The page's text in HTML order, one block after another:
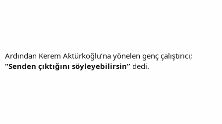
Ardından Kerem Aktürkoğlu’na yönelen genç çalıştırıcı;
“Senden çıktığını söyleyebilirsin” dedi.